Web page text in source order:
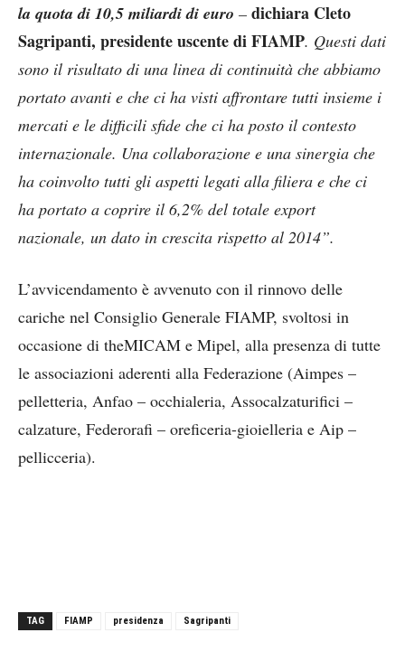
la quota di 10,5 miliardi di euro – dichiara Cleto
Sagripanti, presidente uscente di FIAMP. Questi dati
sono il risultato di una linea di continuità che abbiamo
portato avanti e che ci ha visti affrontare tutti insieme i
mercati e le difficili sfide che ci ha posto il contesto
internazionale. Una collaborazione e una sinergia che
ha coinvolto tutti gli aspetti legati alla filiera e che ci
ha portato a coprire il 6,2% del totale export
nazionale, un dato in crescita rispetto al 2014”.
L’avvicendamento è avvenuto con il rinnovo delle
cariche nel Consiglio Generale FIAMP, svoltosi in
occasione di theMICAM e Mipel, alla presenza di tutte
le associazioni aderenti alla Federazione (Aimpes –
pelletteria, Anfao – occhialeria, Assocalzaturifici –
calzature, Federorafi – oreficeria-gioielleria e Aip –
pellicceria).
TAG FIAMP presidenza Sagripanti